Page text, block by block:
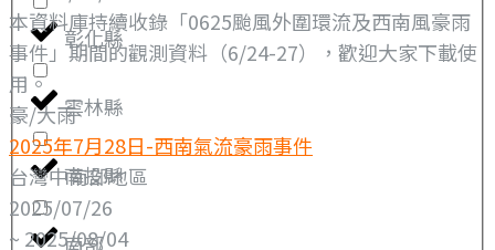
彰化縣
雲林縣
南投縣
南部
本資料庫持續收錄「0625颱風外圍環流及西南風豪雨
事件」期間的觀測資料（6/24-27），歡迎大家下載使
用。
豪/大雨
2025年7月28日-西南氣流豪雨事件
台灣中南部地區
2025/07/26
~ 2025/08/04